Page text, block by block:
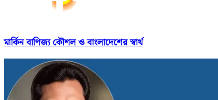
মার্কিন বাণিজ্য কৌশল ও বাংলাদেশের স্বার্থ